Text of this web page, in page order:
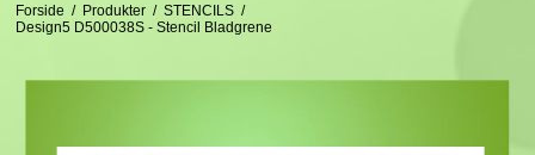
Forside / Produkter / STENCILS /
Design5 D500038S - Stencil Bladgrene